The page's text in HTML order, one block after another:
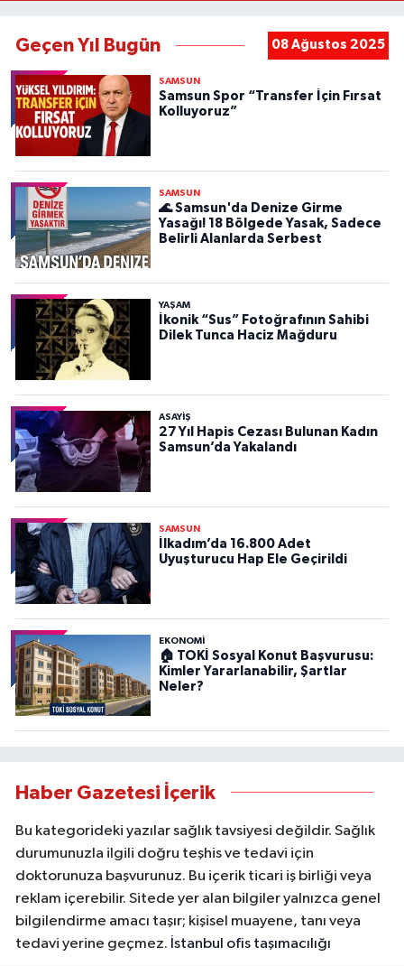
Geçen Yıl Bugün 08 Ağustos 2025
SAMSUN
Samsun Spor “Transfer İçin Fırsat
Kolluyoruz”
SAMSUN
🌊 Samsun'da Denize Girme
Yasağı! 18 Bölgede Yasak, Sadece
Belirli Alanlarda Serbest
YAŞAM
İkonik “Sus” Fotoğrafının Sahibi
Dilek Tunca Haciz Mağduru
ASAYIŞ
27 Yıl Hapis Cezası Bulunan Kadın
Samsun’da Yakalandı
SAMSUN
İlkadım’da 16.800 Adet
Uyuşturucu Hap Ele Geçirildi
EKONOMİ
🏠 TOKİ Sosyal Konut Başvurusu:
Kimler Yararlanabilir, Şartlar
Neler?
Haber Gazetesi İçerik
Bu kategorideki yazılar sağlık tavsiyesi değildir. Sağlık
durumunuzla ilgili doğru teşhis ve tedavi için
doktorunuza başvurunuz. Bu içerik ticari iş birliği veya
reklam içerebilir. Sitede yer alan bilgiler yalnızca genel
bilgilendirme amacı taşır; kişisel muayene, tanı veya
tedavi yerine geçmez. İstanbul ofis taşımacılığı